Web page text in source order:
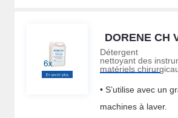
DORENE CH
Détergent
nettoyant des
matériels
• S’utilise avec un
machines à laver.